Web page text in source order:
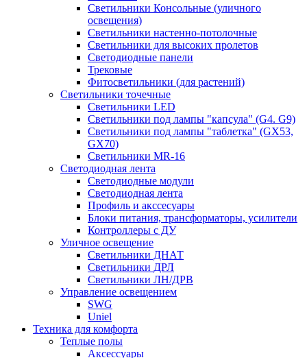
Светильники Консольные (уличного
освещения)
Светильники настенно-потолочные
Светильники для высоких пролетов
Светодиодные панели
Трековые
Фитосветильники (для растений)
Светильники точечные
Светильники LED
Светильники под лампы "капсула" (G4. G9)
Светильники под лампы "таблетка" (GX53,
GX70)
Светильники MR-16
Светодиодная лента
Светодиодные модули
Светодиодная лента
Профиль и акссесуары
Блоки питания, трансформаторы, усилители
Контроллеры с ДУ
Уличное освещение
Светильники ДНАТ
Светильники ДРЛ
Светильники ЛН/ДРВ
Управление освещением
SWG
Uniel
Техника для комфорта
Теплые полы
Аксессуары